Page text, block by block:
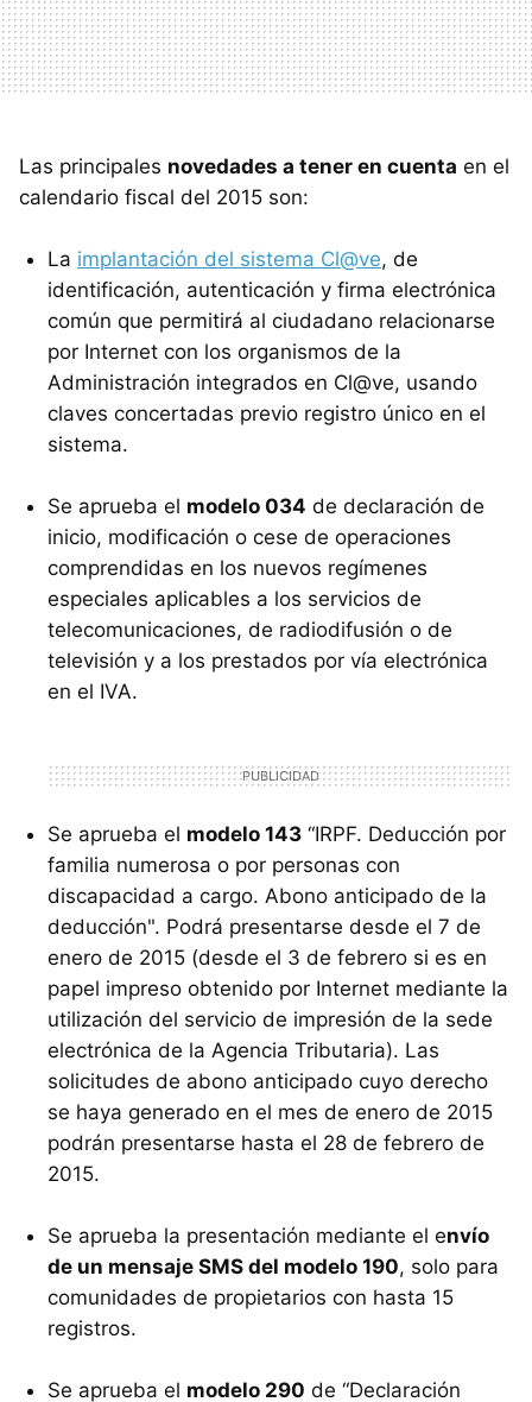
Las principales novedades a tener en cuenta en el
calendario fiscal del 2015 son:
La implantación del sistema Cl@ve, de
identificación, autenticación y firma electrónica
común que permitirá al ciudadano relacionarse
por Internet con los organismos de la
Administración integrados en Cl@ve, usando
claves concertadas previo registro único en el
sistema.
Se aprueba el modelo 034 de declaración de
inicio, modificación o cese de operaciones
comprendidas en los nuevos regímenes
especiales aplicables a los servicios de
telecomunicaciones, de radiodifusión o de
televisión y a los prestados por vía electrónica
en el IVA.
Se aprueba el modelo 143 “IRPF. Deducción por
familia numerosa o por personas con
discapacidad a cargo. Abono anticipado de la
deducción". Podrá presentarse desde el 7 de
enero de 2015 (desde el 3 de febrero si es en
papel impreso obtenido por Internet mediante la
utilización del servicio de impresión de la sede
electrónica de la Agencia Tributaria). Las
solicitudes de abono anticipado cuyo derecho
se haya generado en el mes de enero de 2015
podrán presentarse hasta el 28 de febrero de
2015.
Se aprueba la presentación mediante el envío
de un mensaje SMS del modelo 190, solo para
comunidades de propietarios con hasta 15
registros.
Se aprueba el modelo 290 de “Declaración